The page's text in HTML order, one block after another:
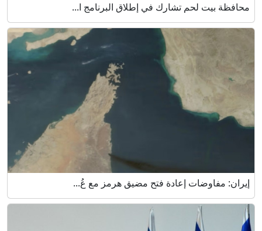
محافظة بيت لحم تشارك في إطلاق البرنامج ا...
إيران: مفاوضات إعادة فتح مضيق هرمز مع عُ...